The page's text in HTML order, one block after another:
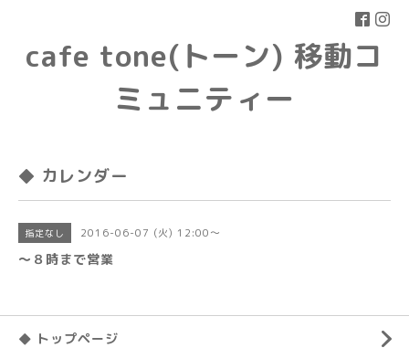
cafe tone(トーン) 移動コ
ミュニティー
◆ カレンダー
指定なし 2016-06-07 (火) 12:00～
〜８時まで営業
◆ トップページ